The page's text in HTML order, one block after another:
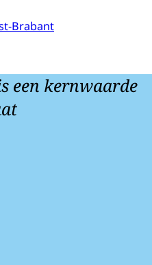
Brabant
een kernwaarde